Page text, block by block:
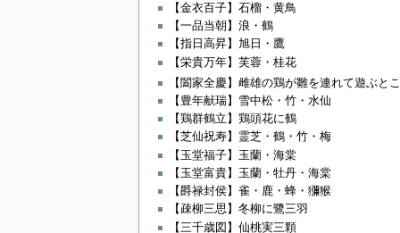
【金衣百子】石榴・黄鳥
【一品当朝】浪・鶴
【指日高昇】旭日・鷹
【栄貴万年】芙蓉・桂花
【闔家全慶】雌雄の鶏が雛を連れて遊ぶと
【豊年献瑞】雪中松・竹・水仙
【鶏群鶴立】鶏頭花に鶴
【芝仙祝寿】霊芝・鶴・竹・梅
【玉堂福子】玉蘭・海棠
【玉堂富貴】玉蘭・牡丹・海棠
【爵禄封侯】雀・鹿・蜂・獼猴
【疎柳三思】冬柳に鷺三羽
【三千歳図】仙桃実三顆